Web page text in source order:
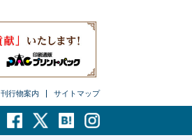
刊行物案内 サイトマップ